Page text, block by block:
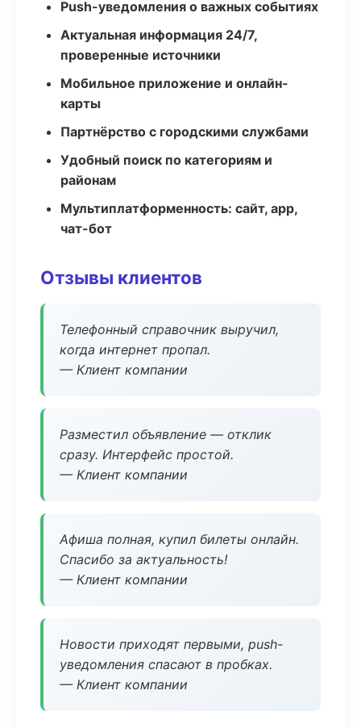
Push-уведомления о важных событиях
Актуальная информация 24/7,
проверенные источники
Мобильное приложение и онлайн-
карты
Партнёрство с городскими службами
Удобный поиск по категориям и
районам
Мультиплатформенность: сайт, app,
чат-бот
Отзывы клиентов
Телефонный справочник выручил,
когда интернет пропал.
— Клиент компании
Разместил объявление — отклик
сразу. Интерфейс простой.
— Клиент компании
Афиша полная, купил билеты онлайн.
Спасибо за актуальность!
— Клиент компании
Новости приходят первыми, push-
уведомления спасают в пробках.
— Клиент компании